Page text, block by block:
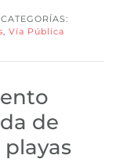
CATEGORÍAS:
, Vía Pública
de
playas